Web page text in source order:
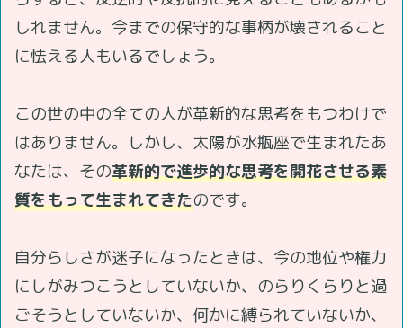
しれません。今までの保守的な事柄が壊されること
に怯える人もいるでしょう。
この世の中の全ての人が革新的な思考をもつわけで
はありません。しかし、太陽が水瓶座で生まれたあ
なたは、その革新的で進歩的な思考を開花させる素
質をもって生まれてきたのです。
自分らしさが迷子になったときは、今の地位や権力
にしがみつこうとしていないか、のらりくらりと過
ごそうとしていないか、何かに縛られていないか、